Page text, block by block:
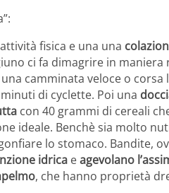
fisica e una una
ci fa dimagrire in maniera
camminata veloce o
di cyclette. Poi una
con 40 grammi di cereali
ideale. Benchè sia molto
lo stomaco. Bandite,
idrica eagevolano
, che hanno proprietà